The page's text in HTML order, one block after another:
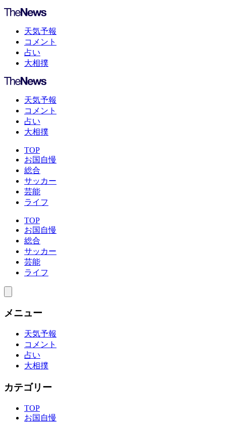
天気予報
コメント
占い
大相撲
天気予報
コメント
占い
大相撲
TOP
お国自慢
総合
サッカー
芸能
ライフ
TOP
お国自慢
総合
サッカー
芸能
ライフ
メニュー
天気予報
コメント
占い
大相撲
カテゴリー
TOP
お国自慢